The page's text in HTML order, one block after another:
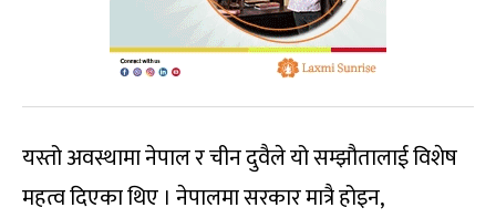
यस्तो अवस्थामा नेपाल र चीन दुवैले यो सम्झौतालाई विशेष
महत्व दिएका थिए । नेपालमा सरकार मात्रै होइन,